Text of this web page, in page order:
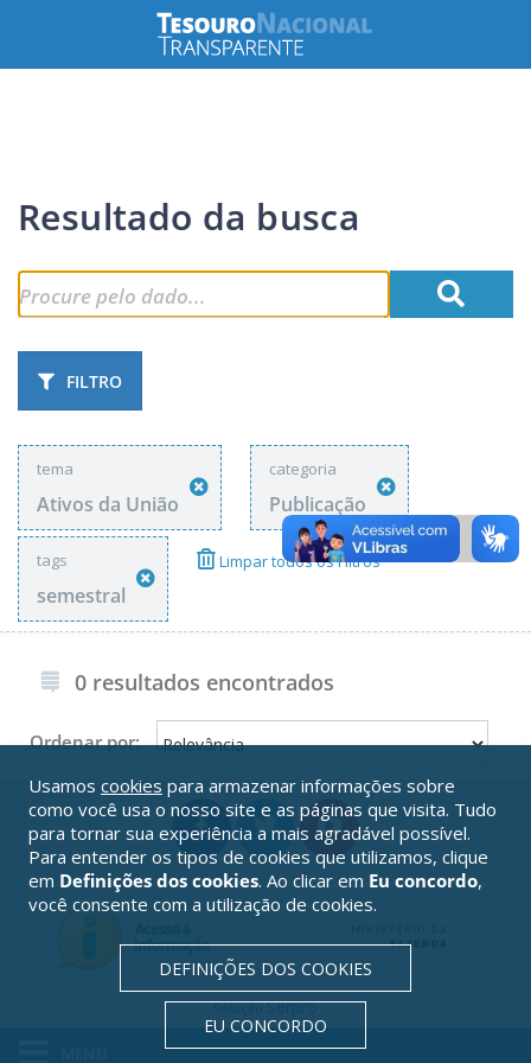
Resultado da busca
FILTRO
tema
Ativos da União
categoria
Publicação
tags
semestral
Limpar todos os Filtros
0 resultados encontrados
Ordenar por:
SoluçãoSerpro
Usamos cookies para armazenar informações sobre
como você usa o nosso site e as páginas que visita. Tudo
para tornar sua experiência a mais agradável possível.
Para entender os tipos de cookies que utilizamos, clique
em Definições dos cookies. Ao clicar em Eu concordo,
você consente com a utilização de cookies.
DEFINIÇÕES DOS COOKIES
EU CONCORDO